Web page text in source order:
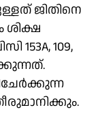
ജിതിനെ
ശിക്ഷ
109,